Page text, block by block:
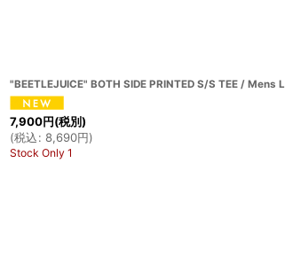
"BEETLEJUICE" BOTH SIDE PRINTED S/S TEE / Mens L
7,900円(税別)
(税込: 8,690円)
Stock Only 1